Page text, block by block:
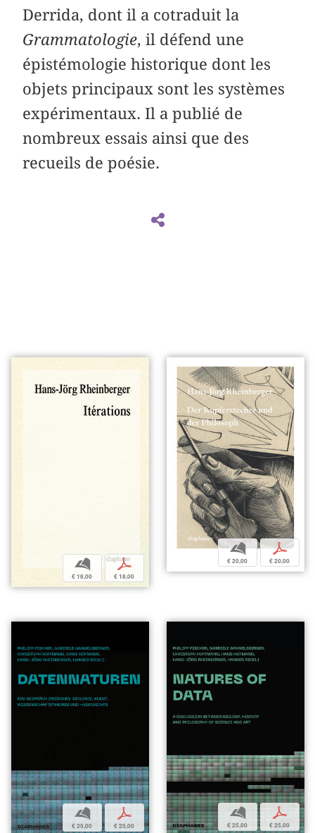
Derrida, dont il a cotraduit la
Grammatologie, il défend une
épistémologie historique dont les
objets principaux sont les systèmes
expérimentaux. Il a publié de
nombreux essais ainsi que des
recueils de poésie.
b
€ 18,00
p
€ 18,00
b
€ 20,00
p
€ 20,00
b
€ 25,00
p
€ 25,00
b
€ 25,00
p
€ 25,00